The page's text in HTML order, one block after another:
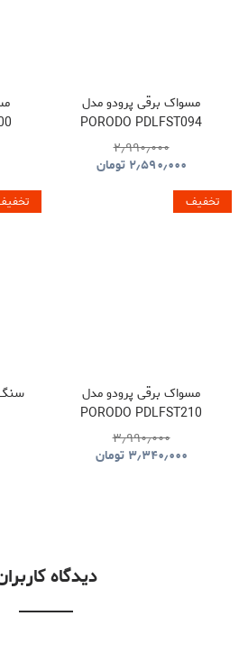
مسواک برقی پرودو مدل
PORODO PDLFST094
۲٫۹۹۰٫۰۰۰
۲٫۵۹۰٫۰۰۰ تومان
تخفیف
مسواک برقی پرودو مدل
PORODO PDLFST210
۳٫۹۹۰٫۰۰۰
۳٫۳۴۰٫۰۰۰ تومان
دیدگاه